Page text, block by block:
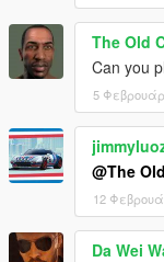
The Old
Can you
5
@The
12
Da Wei